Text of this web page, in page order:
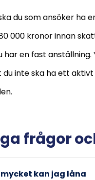
du som ansöker ha
000 kronor innan
har en fast
inte ska ha ett aktivt
frågor
mycket kan jag låna